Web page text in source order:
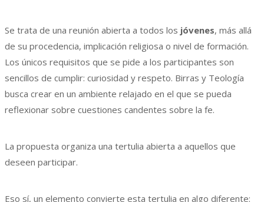
Se trata de una reunión abierta a todos los jóvenes, más allá
de su procedencia, implicación religiosa o nivel de formación.
Los únicos requisitos que se pide a los participantes son
sencillos de cumplir: curiosidad y respeto. Birras y Teología
busca crear en un ambiente relajado en el que se pueda
reflexionar sobre cuestiones candentes sobre la fe.
La propuesta organiza una tertulia abierta a aquellos que
deseen participar.
Eso sí, un elemento convierte esta tertulia en algo diferente: